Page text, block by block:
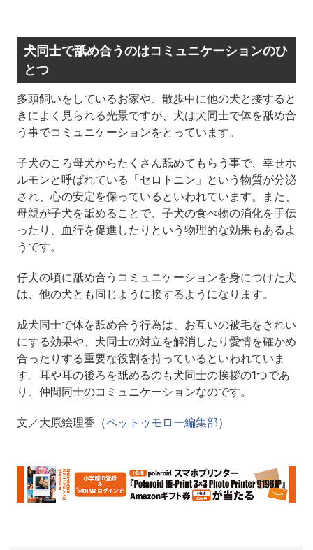
犬同士で舐め合うのはコミュニケーションのひ
とつ
多頭飼いをしているお家や、散歩中に他の犬と接すると
きによく見られる光景ですが、犬は犬同士で体を舐め合
う事でコミュニケーションをとっています。
子犬のころ母犬からたくさん舐めてもらう事で、幸せホ
ルモンと呼ばれている「セロトニン」という物質が分泌
され、心の安定を保っているといわれています。また、
母親が子犬を舐めることで、子犬の食べ物の消化を手伝
ったり、血行を促進したりという物理的な効果もあるよ
うです。
仔犬の頃に舐め合うコミュニケーションを身につけた犬
は、他の犬とも同じように接するようになります。
成犬同士で体を舐め合う行為は、お互いの被毛をきれい
にする効果や、犬同士の対立を解消したり愛情を確かめ
合ったりする重要な役割を持っているといわれていま
す。耳や耳の後ろを舐めるのも犬同士の挨拶の1つであ
り、仲間同士のコミュニケーションなのです。
文／大原絵理香 （ペットゥモロー編集部）